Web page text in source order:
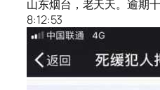
山东烟台，老天天。逾期
8:12:53